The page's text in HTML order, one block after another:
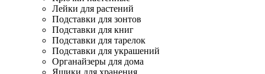
Лейки для растений
Подставки для зонтов
Подставки для книг
Подставки для тарелок
Подставки для украшений
Органайзеры для дома
Ящики для хранения